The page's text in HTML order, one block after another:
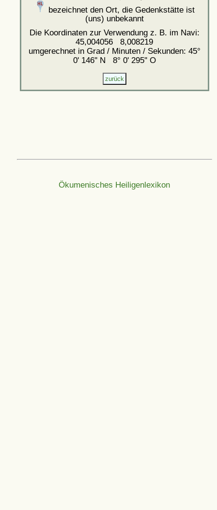
bezeichnet den Ort, die Gedenkstätte ist
(uns) unbekannt
Die Koordinaten zur Verwendung z. B. im Navi:
45,004056 8,008219
umgerechnet in Grad / Minuten / Sekunden: 45°
0' 146'' N 8° 0' 295'' O
Ökumenisches Heiligenlexikon